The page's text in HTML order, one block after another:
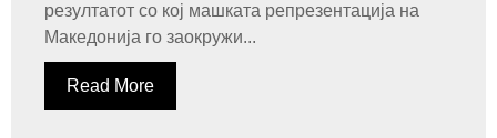
резултатот со кој машката репрезентација на
Македонија го заокружи...
Read More